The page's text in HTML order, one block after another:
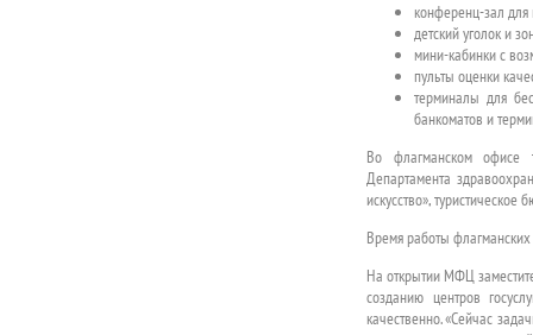
конференц-зал для
детский уголок и
мини-кабинки с
пульты оценки
терминалы для
банкоматов и
Во флагманском офисе
Департамента
искусство»,
Время работы
На открытии МФЦ
созданию центров
качественно. «Сейчас